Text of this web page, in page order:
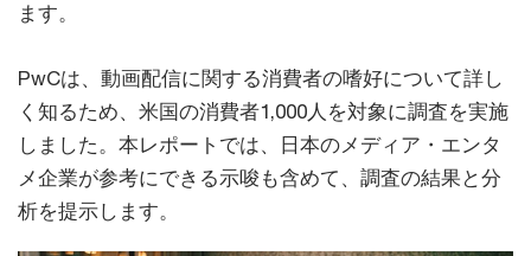
ます。
PwCは、動画配信に関する消費者の嗜好について詳し
く知るため、米国の消費者1,000人を対象に調査を実施
しました。本レポートでは、日本のメディア・エンタ
メ企業が参考にできる示唆も含めて、調査の結果と分
析を提示します。